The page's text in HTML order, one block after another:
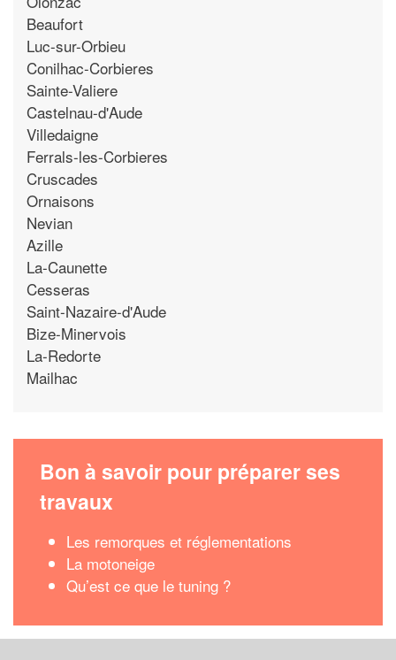
Beaufort
Luc-sur-Orbieu
Conilhac-Corbieres
Sainte-Valiere
Castelnau-d'Aude
Villedaigne
Ferrals-les-Corbieres
Cruscades
Ornaisons
Nevian
Azille
La-Caunette
Cesseras
Saint-Nazaire-d'Aude
Bize-Minervois
La-Redorte
Mailhac
Bon à savoir pour préparer ses
travaux
Les remorques et réglementations
La motoneige
Qu’est ce que le tuning ?